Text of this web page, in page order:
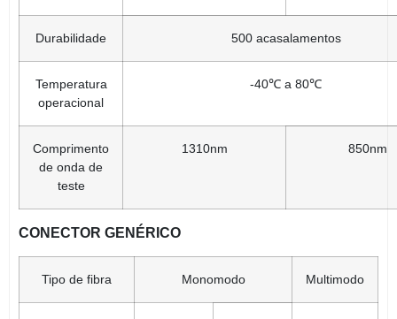
Durabilidade 500 acasalamentos
Temperatura
operacional
-40℃ a 80℃
Comprimento
de onda de
teste
1310nm 850nm
CONECTOR GENÉRICO
Tipo de fibra Monomodo Multimodo